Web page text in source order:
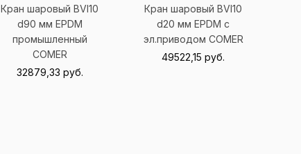
Кран шаровый BVI10
d90 мм EPDM
промышленный
COMER
32879,33 руб.
Кран шаровый BVI10
d20 мм EPDM с
эл.приводом COMER
49522,15руб.